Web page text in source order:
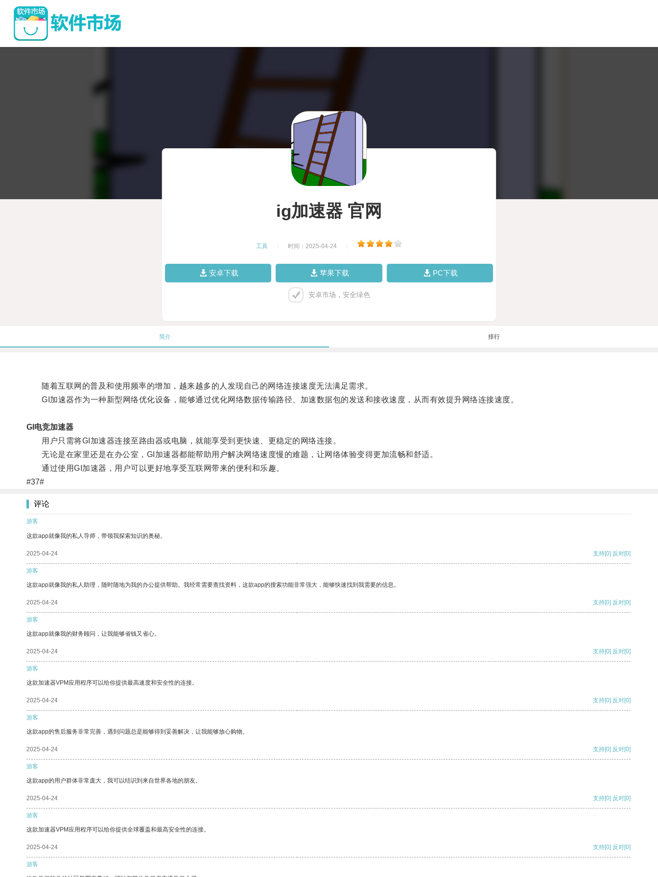
ig加速器 官网
工具 时间：2025-04-24
安卓下载 苹果下载 PC下载
安卓市场，安全绿色
简介 排行
随着互联网的普及和使用频率的增加，越来越多的人发现自己的网络连接速度无法满足需求。
GI加速器作为一种新型网络优化设备，能够通过优化网络数据传输路径、加速数据包的发送和接收速度，从而有效提升网络连接速度。
GI电竞加速器
用户只需将GI加速器连接至路由器或电脑，就能享受到更快速、更稳定的网络连接。
无论是在家里还是在办公室，GI加速器都能帮助用户解决网络速度慢的难题，让网络体验变得更加流畅和舒适。
通过使用GI加速器，用户可以更好地享受互联网带来的便利和乐趣。
#37#
评论
游客
这款app就像我的私人导师，带领我探索知识的奥秘。
2025-04-24 支持[0] 反对[0]
游客
这款app就像我的私人助理，随时随地为我的办公提供帮助。我经常需要查找资料，这款app的搜索功能非常强大，能够快速找到我需要的信息。
2025-04-24 支持[0] 反对[0]
游客
这款app就像我的财务顾问，让我能够省钱又省心。
2025-04-24 支持[0] 反对[0]
游客
这款加速器VPM应用程序可以给你提供最高速度和安全性的连接。
2025-04-24 支持[0] 反对[0]
游客
这款app的售后服务非常完善，遇到问题总是能够得到妥善解决，让我能够放心购物。
2025-04-24 支持[0] 反对[0]
游客
这款app的用户群体非常庞大，我可以结识到来自世界各地的朋友。
2025-04-24 支持[0] 反对[0]
游客
这款加速器VPM应用程序可以给你提供全球覆盖和最高安全性的连接。
2025-04-24 支持[0] 反对[0]
游客